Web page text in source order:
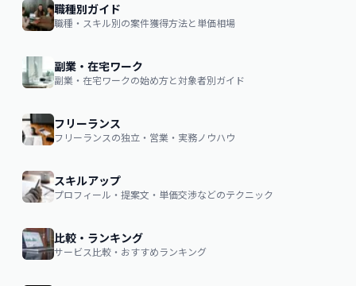
職種別ガイド
職種・スキル別の案件獲得方法と単価相場
副業・在宅ワーク
副業・在宅ワークの始め方と対象者別ガイド
フリーランス
フリーランスの独立・営業・実務ノウハウ
スキルアップ
プロフィール・提案文・単価交渉などのテクニック
比較・ランキング
サービス比較・おすすめランキング